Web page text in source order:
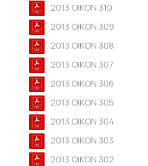
2013 OIKON 310
2013 OIKON 309
2013 OIKON 308
2013 OIKON 307
2013 OIKON 306
2013 OIKON 305
2013 OIKON 304
2013 OIKON 303
2013 OIKON 302